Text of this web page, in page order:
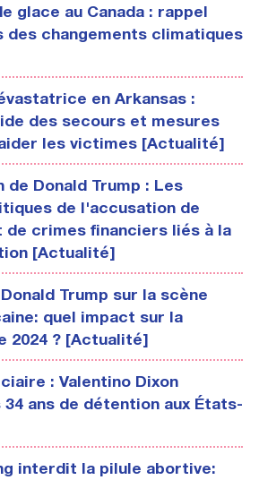
glace au Canada : rappel
des changements climatiques
en Arkansas :
des secours et mesures
les victimes [Actualité]
de Donald Trump : Les
de l'accusation de
crimes financiers liés à la
[Actualité]
Trump sur la scène
quel impact sur la
2024 ? [Actualité]
: Valentino Dixon
ans de détention aux États-
interdit la pilule abortive: